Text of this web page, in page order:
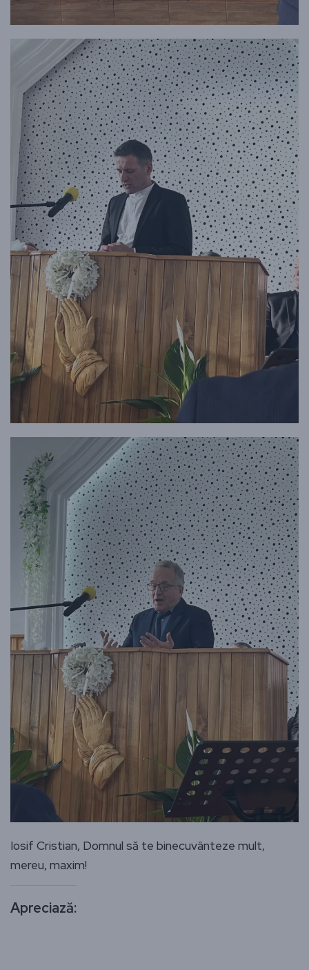
Iosif Cristian, Domnul să te binecuvânteze mult,
mereu, maxim!
Apreciază: